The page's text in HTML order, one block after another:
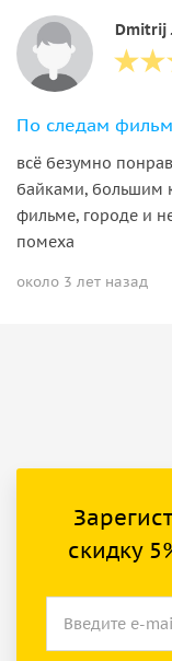
Dmitrij
По следам
всё безумно
байками, большим
фильме, городе и
помеха
около 3 лет назад
скидку